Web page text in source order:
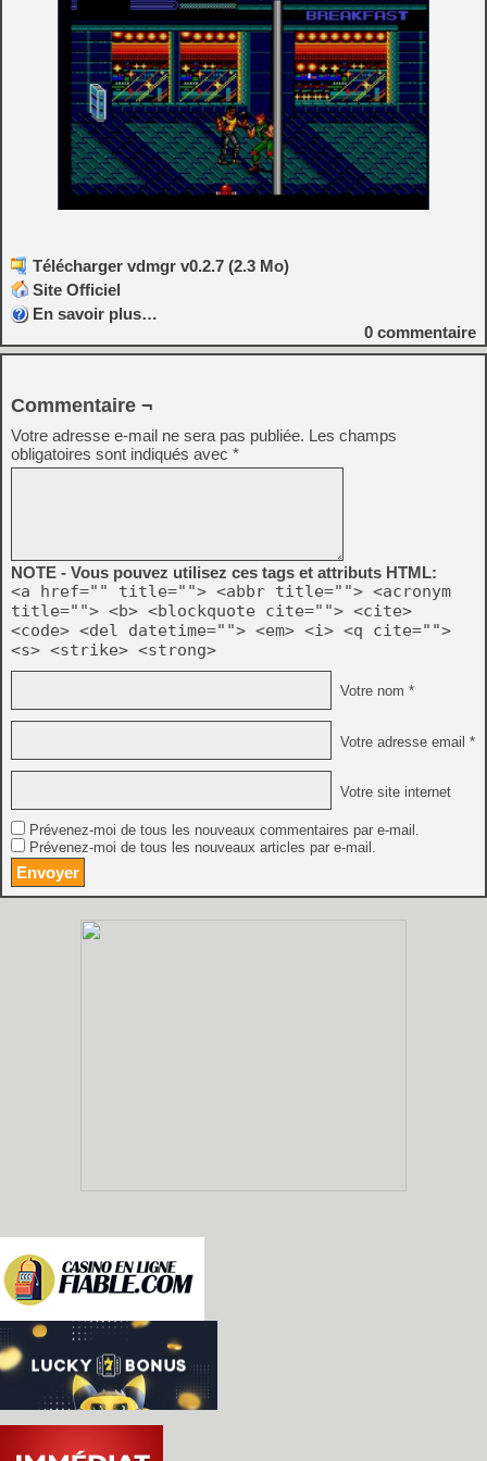
Télécharger vdmgr v0.2.7 (2.3 Mo)
Site Officiel
En savoir plus…
0 commentaire
Commentaire ¬
Votre adresse e-mail ne sera pas publiée. Les champs
obligatoires sont indiqués avec *
NOTE - Vous pouvez utilisez ces tags et attributs HTML:
<a href="" title=""> <abbr title=""> <acronym
title=""> <b> <blockquote cite=""> <cite>
<code> <del datetime=""> <em> <i> <q cite="">
<s> <strike> <strong>
Votre nom *
Votre adresse email *
Votre site internet
Prévenez-moi de tous les nouveaux commentaires par e-mail.
Prévenez-moi de tous les nouveaux articles par e-mail.